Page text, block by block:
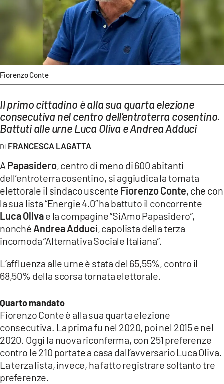
Streaming
LAC NETWORK
LAC ONAIR
LaC
Network
LACPLAY.IT
LACTV.IT
LACONAIR.IT
LACITYMAG.IT
ILREGGINO.IT
COSENZACHANNEL.IT
ILVIBONESE.IT
CATANZAROCHANNEL.IT
LACAPITALENEWS.IT
ANDROID
APPLE
Fiorenzo Conte
Il primo cittadino è alla sua quarta elezione
consecutiva nel centro dell’entroterra cosentino.
Battuti alle urne Luca Oliva e Andrea Adduci
FRANCESCA LAGATTA
A Papasidero, centro di meno di 600 abitanti
dell’entroterra cosentino, si aggiudica la tornata
elettorale il sindaco uscente Fiorenzo Conte, che con
la sua lista “Energie 4.0” ha battuto il concorrente
Luca Olivae la compagine “SiAmo Papasidero”,
nonché Andrea Adduci, capolista della terza
incomoda “Alternativa Sociale Italiana”.
L’affluenza alle urne è stata del 65,55%, contro il
68,50% della scorsa tornata elettorale.
Quarto mandato
Fiorenzo Conte è alla sua quarta elezione
consecutiva. La prima fu nel 2020, poi nel 2015 e nel
2020. Oggi la nuova riconferma, con 251 preferenze
contro le 210 portate a casa dall’avversario Luca Oliva.
La terza lista, invece, ha fatto registrare soltanto tre
preferenze.